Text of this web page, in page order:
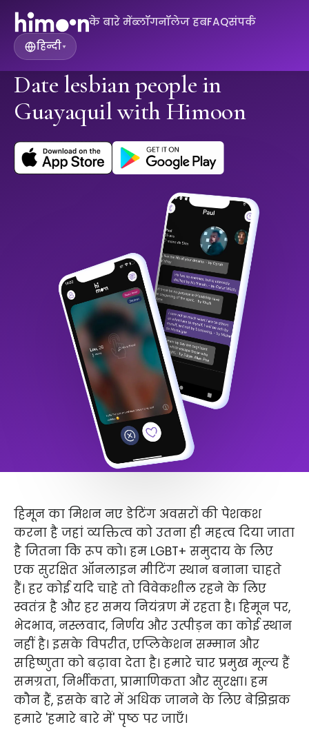
के बारे मेंब्लॉगनॉलेज हबFAQसंपर्क
हिन्दी▾
Date lesbian people in
Guayaquil with Himoon
हिमून का मिशन नए डेटिंग अवसरों की पेशकश
करना है जहां व्यक्तित्व को उतना ही महत्व दिया जाता
है जितना कि रूप को। हम LGBT+ समुदाय के लिए
एक सुरक्षित ऑनलाइन मीटिंग स्थान बनाना चाहते
हैं। हर कोई यदि चाहे तो विवेकशील रहने के लिए
स्वतंत्र है और हर समय नियंत्रण में रहता है। हिमून पर,
भेदभाव, नस्लवाद, निर्णय और उत्पीड़न का कोई स्थान
नहीं है। इसके विपरीत, एप्लिकेशन सम्मान और
सहिष्णुता को बढ़ावा देता है। हमारे चार प्रमुख मूल्य हैं
समग्रता, निर्भीकता, प्रामाणिकता और सुरक्षा। हम
कौन हैं, इसके बारे में अधिक जानने के लिए बेझिझक
हमारे 'हमारे बारे में' पृष्ठ पर जाएँ।